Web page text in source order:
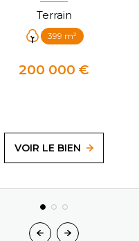
Terrain
399 m²
200 000 €
VOIR LE BIEN